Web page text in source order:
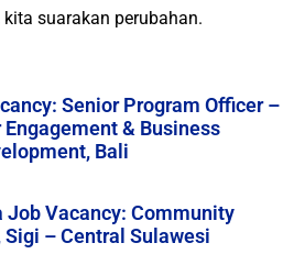
suarakan perubahan.
Senior Program Officer –
& Business
Bali
Job Vacancy: Community
– Central Sulawesi